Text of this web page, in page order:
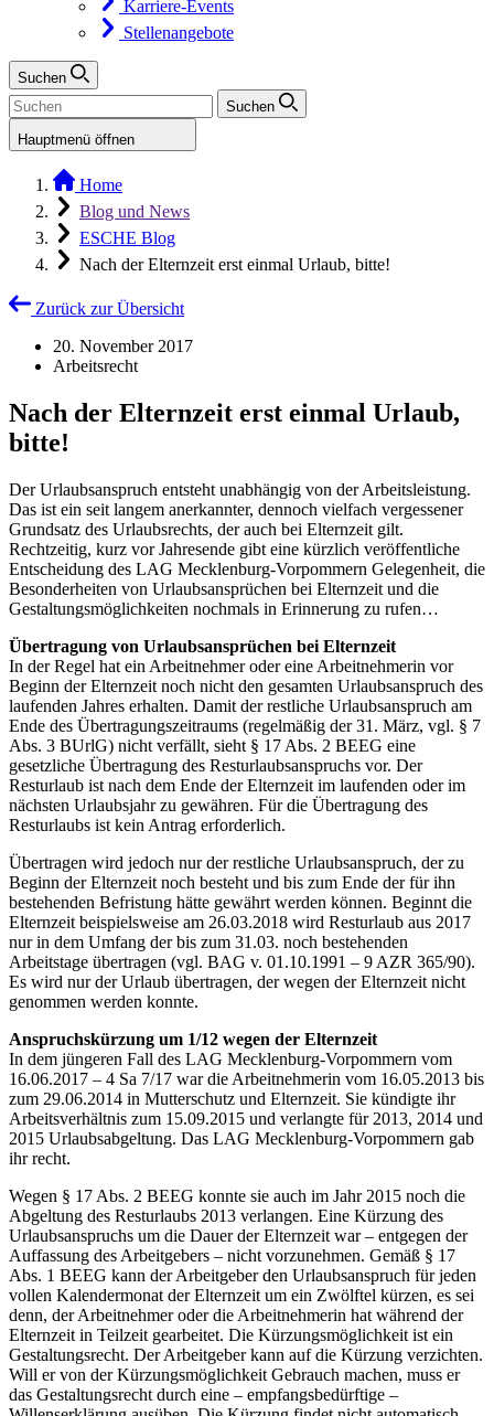
Karriere-Events
Stellenangebote
Suchen
Suchen
Hauptmenü öffnen
Home
Blog und News
ESCHE Blog
Nach der Elternzeit erst einmal Urlaub, bitte!
Zurück zur Übersicht
20. November 2017
Arbeitsrecht
Nach der Elternzeit erst einmal Urlaub,
bitte!
Der Urlaubsanspruch entsteht unabhängig von der Arbeitsleistung.
Das ist ein seit langem anerkannter, dennoch vielfach vergessener
Grundsatz des Urlaubsrechts, der auch bei Elternzeit gilt.
Rechtzeitig, kurz vor Jahresende gibt eine kürzlich veröffentliche
Entscheidung des LAG Mecklenburg-Vorpommern Gelegenheit, die
Besonderheiten von Urlaubsansprüchen bei Elternzeit und die
Gestaltungsmöglichkeiten nochmals in Erinnerung zu rufen…
Übertragung von Urlaubsansprüchen bei Elternzeit
In der Regel hat ein Arbeitnehmer oder eine Arbeitnehmerin vor
Beginn der Elternzeit noch nicht den gesamten Urlaubsanspruch des
laufenden Jahres erhalten. Damit der restliche Urlaubsanspruch am
Ende des Übertragungszeitraums (regelmäßig der 31. März, vgl. § 7
Abs. 3 BUrlG) nicht verfällt, sieht § 17 Abs. 2 BEEG eine
gesetzliche Übertragung des Resturlaubsanspruchs vor. Der
Resturlaub ist nach dem Ende der Elternzeit im laufenden oder im
nächsten Urlaubsjahr zu gewähren. Für die Übertragung des
Resturlaubs ist kein Antrag erforderlich.
Übertragen wird jedoch nur der restliche Urlaubsanspruch, der zu
Beginn der Elternzeit noch besteht und bis zum Ende der für ihn
bestehenden Befristung hätte gewährt werden können. Beginnt die
Elternzeit beispielsweise am 26.03.2018 wird Resturlaub aus 2017
nur in dem Umfang der bis zum 31.03. noch bestehenden
Arbeitstage übertragen (vgl. BAG v. 01.10.1991 – 9 AZR 365/90).
Es wird nur der Urlaub übertragen, der wegen der Elternzeit nicht
genommen werden konnte.
Anspruchskürzung um 1/12 wegen der Elternzeit
In dem jüngeren Fall des LAG Mecklenburg-Vorpommern vom
16.06.2017 – 4 Sa 7/17 war die Arbeitnehmerin vom 16.05.2013 bis
zum 29.06.2014 in Mutterschutz und Elternzeit. Sie kündigte ihr
Arbeitsverhältnis zum 15.09.2015 und verlangte für 2013, 2014 und
2015 Urlaubsabgeltung. Das LAG Mecklenburg-Vorpommern gab
ihr recht.
Wegen § 17 Abs. 2 BEEG konnte sie auch im Jahr 2015 noch die
Abgeltung des Resturlaubs 2013 verlangen. Eine Kürzung des
Urlaubsanspruchs um die Dauer der Elternzeit war – entgegen der
Auffassung des Arbeitgebers – nicht vorzunehmen. Gemäß § 17
Abs. 1 BEEG kann der Arbeitgeber den Urlaubsanspruch für jeden
vollen Kalendermonat der Elternzeit um ein Zwölftel kürzen, es sei
denn, der Arbeitnehmer oder die Arbeitnehmerin hat während der
Elternzeit in Teilzeit gearbeitet. Die Kürzungsmöglichkeit ist ein
Gestaltungsrecht. Der Arbeitgeber kann auf die Kürzung verzichten.
Will er von der Kürzungsmöglichkeit Gebrauch machen, muss er
das Gestaltungsrecht durch eine – empfangsbedürftige –